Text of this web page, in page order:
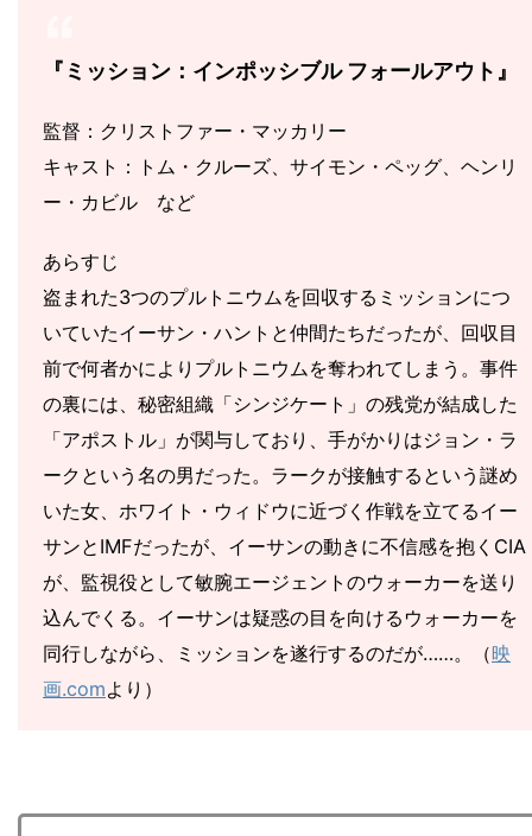
『ミッション：インポッシブル フォールアウト』
監督：クリストファー・マッカリー
キャスト：トム・クルーズ、サイモン・ペッグ、ヘンリ
ー・カビル など
あらすじ
盗まれた3つのプルトニウムを回収するミッションにつ
いていたイーサン・ハントと仲間たちだったが、回収目
前で何者かによりプルトニウムを奪われてしまう。事件
の裏には、秘密組織「シンジケート」の残党が結成した
「アポストル」が関与しており、手がかりはジョン・ラ
ークという名の男だった。ラークが接触するという謎め
いた女、ホワイト・ウィドウに近づく作戦を立てるイー
サンとIMFだったが、イーサンの動きに不信感を抱くCIA
が、監視役として敏腕エージェントのウォーカーを送り
込んでくる。イーサンは疑惑の目を向けるウォーカーを
同行しながら、ミッションを遂行するのだが……。（映
画.comより）